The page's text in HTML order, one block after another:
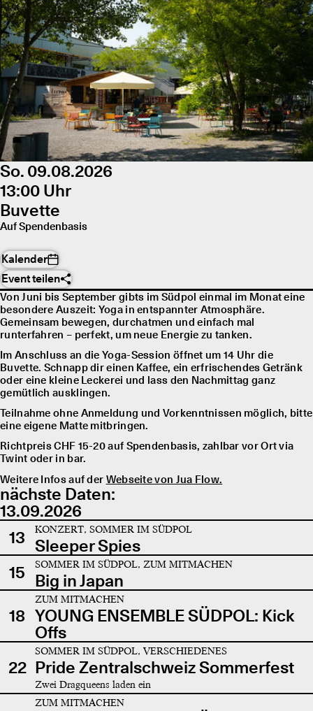
So. 09.08.2026
13:00 Uhr
Buvette
Auf Spendenbasis
Kalender
Event teilen
Von Juni bis September gibts im Südpol einmal im Monat eine
besondere Auszeit: Yoga in entspannter Atmosphäre.
Gemeinsam bewegen, durchatmen und einfach mal
runterfahren – perfekt, um neue Energie zu tanken.
Im Anschluss an die Yoga-Session öffnet um 14 Uhr die
Buvette. Schnapp dir einen Kaffee, ein erfrischendes Getränk
oder eine kleine Leckerei und lass den Nachmittag ganz
gemütlich ausklingen.
Teilnahme ohne Anmeldung und Vorkenntnissen möglich, bitte
eine eigene Matte mitbringen.
Richtpreis CHF 15-20 auf Spendenbasis, zahlbar vor Ort via
Twint oder in bar.
Weitere Infos auf der Webseite von Jua Flow.
nächste Daten:
13.09.2026
13
KONZERT, SOMMER IM SÜDPOL
Sleeper Spies
15
SOMMER IM SÜDPOL, ZUM MITMACHEN
Big in Japan
18
ZUM MITMACHEN
YOUNG ENSEMBLE SÜDPOL: Kick
Offs
22
SOMMER IM SÜDPOL, VERSCHIEDENES
Pride Zentralschweiz Sommerfest
Zwei Dragqueens laden ein
ZUM MITMACHEN